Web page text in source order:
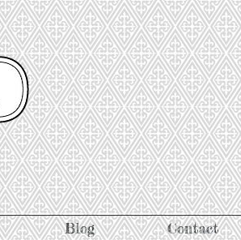
Blog Contact